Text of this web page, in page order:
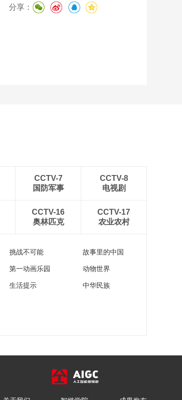
分享：
CCTV-7
国防军事
CCTV-8
电视剧
CCTV-16
奥林匹克
CCTV-17
农业农村
挑战不可能 故事里的中国
第一动画乐园 动物世界
生活提示 中华民族